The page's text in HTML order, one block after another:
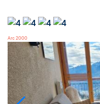
Arc 2000